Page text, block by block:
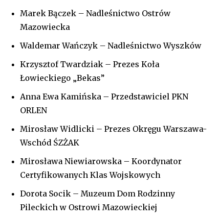
Marek Bączek – Nadleśnictwo Ostrów
Mazowiecka
Waldemar Wańczyk – Nadleśnictwo Wyszków
Krzysztof Twardziak – Prezes Koła
Łowieckiego „Bekas”
Anna Ewa Kamińska – Przedstawiciel PKN
ORLEN
Mirosław Widlicki – Prezes Okręgu Warszawa-
Wschód ŚZŻAK
Mirosława Niewiarowska – Koordynator
Certyfikowanych Klas Wojskowych
Dorota Socik – Muzeum Dom Rodzinny
Pileckich w Ostrowi Mazowieckiej